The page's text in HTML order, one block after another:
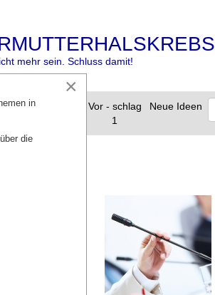
mehr sein. Schluss damit!
Vor - schlag
1
Neue Ideen
×
in
die